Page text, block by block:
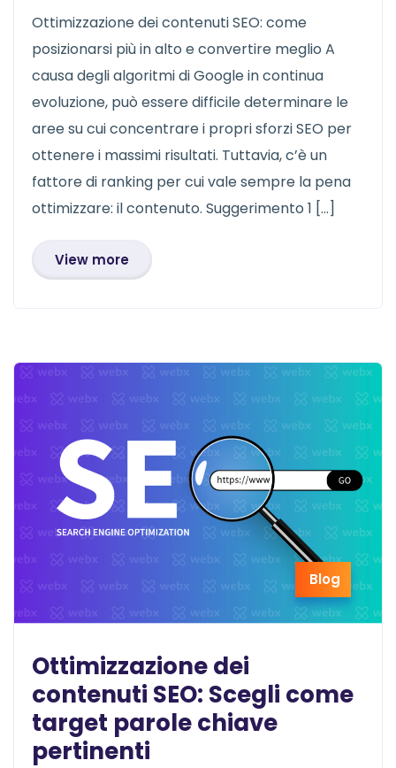
Ottimizzazione dei contenuti SEO: come
posizionarsi più in alto e convertire meglio A
causa degli algoritmi di Google in continua
evoluzione, può essere difficile determinare le
aree su cui concentrare i propri sforzi SEO per
ottenere i massimi risultati. Tuttavia, c’è un
fattore di ranking per cui vale sempre la pena
ottimizzare: il contenuto. Suggerimento 1 […]
View more
Blog
Ottimizzazione dei
contenuti SEO: Scegli come
target parole chiave
pertinenti